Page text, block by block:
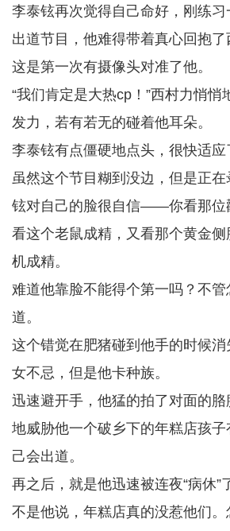
李泰铉再次觉得自己命好，刚练
出道节目，他难得带着真心回抱了
这是第一次有摄像头对准了他。
“我们肯定是大热cp！”西村力悄悄
发力，若有若无的碰着他耳朵。
李泰铉有点僵硬地点头，很快适应
虽然这个节目糊到没边，但是正
铉对自己的脸很自信——你看那位
看这个老鼠成精，又看那个黄金
机成精。
难道他靠脸不能得个第一吗？不
道。
这个错觉在肥猪碰到他手的时候
女不忌，但是他卡种族。
迅速避开手，他猛的拍了对面的
地威胁他一个破乡下的年糕店孩子
己会出道。
再之后，就是他迅速被连夜“病休”
不是他说，年糕店真的没惹他们